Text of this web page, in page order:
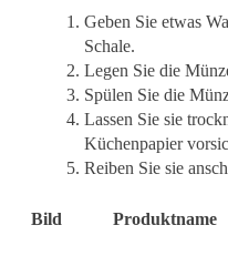
Geben Sie etwas
Schale.
Legen Sie die
Spülen Sie die
Lassen Sie sie
Küchenpapier
Reiben Sie sie
Bild Produktname